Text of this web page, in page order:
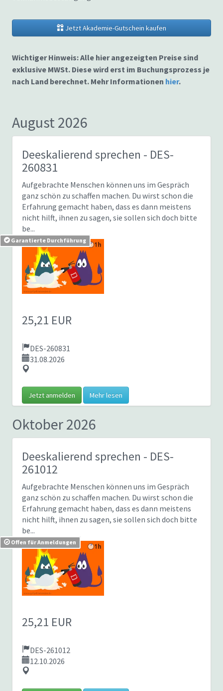
Jetzt Akademie-Gutschein kaufen
Wichtiger Hinweis: Alle hier angezeigten Preise sind
exklusive MWSt. Diese wird erst im Buchungsprozess je
nach Land berechnet. Mehr Informationen hier.
August 2026
Deeskalierend sprechen - DES-
260831
Aufgebrachte Menschen können uns im Gespräch
ganz schön zu schaffen machen. Du wirst schon die
Erfahrung gemacht haben, dass es dann meistens
nicht hilft, ihnen zu sagen, sie sollen sich doch bitte
be...
Garantierte Durchführung
25,21 EUR
DES-260831
31.08.2026
Jetzt anmelden Mehr lesen
Oktober 2026
Deeskalierend sprechen - DES-
261012
Aufgebrachte Menschen können uns im Gespräch
ganz schön zu schaffen machen. Du wirst schon die
Erfahrung gemacht haben, dass es dann meistens
nicht hilft, ihnen zu sagen, sie sollen sich doch bitte
be...
Offen für Anmeldungen
25,21 EUR
DES-261012
12.10.2026